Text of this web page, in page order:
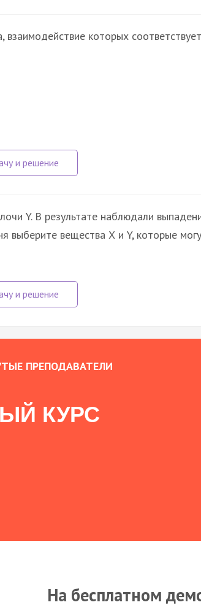
которых соответствует
Y. В результате наблюдали
выберите вещества Х и Y, которые
ПРЕПОДАВАТЕЛИ
КУРС
На бесплатном